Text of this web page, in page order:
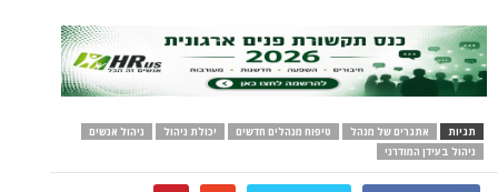
תגיות אתגרים של מנהל טיפוח מנהלים חדשים יכולת ניהול
ניהול אנשים
ניהול בעידן המודרני